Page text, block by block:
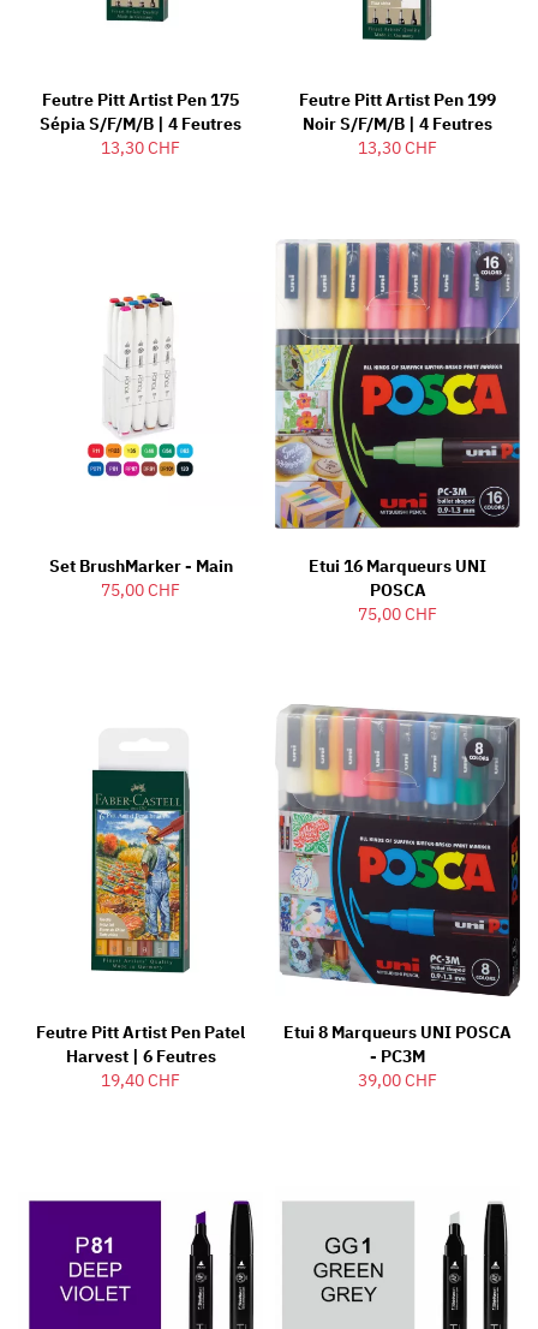
Feutre Pitt Artist Pen 175
Sépia S/F/M/B | 4 Feutres
13,30 CHF
Feutre Pitt Artist Pen 199
Noir S/F/M/B | 4 Feutres
13,30 CHF
Set BrushMarker - Main
75,00 CHF
Etui 16 Marqueurs UNI
POSCA
75,00 CHF
Feutre Pitt Artist Pen Patel
Harvest | 6 Feutres
19,40 CHF
Etui 8 Marqueurs UNI POSCA
- PC3M
39,00 CHF